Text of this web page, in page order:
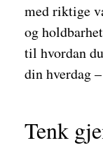
med riktige
og
til hvordan
din hverdag
Tenk